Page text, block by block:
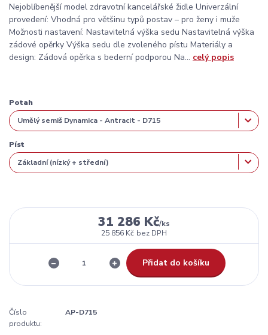
Nejoblíbenější model zdravotní kancelářské židle Univerzální
provedení: Vhodná pro většinu typů postav – pro ženy i muže
Možnosti nastavení: Nastavitelná výška sedu Nastavitelná výška
zádové opěrky Výška sedu dle zvoleného pístu Materiály a
design: Zádová opěrka s bederní podporou Na... celý popis
Potah
Píst
31 286 Kč/ks
25 856 Kč bez DPH
Přidat do košíku
Číslo
produktu:
AP-D715